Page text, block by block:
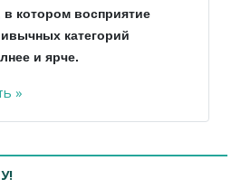
в котором восприятие
категорий
и ярче.
»